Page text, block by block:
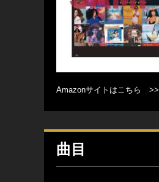
Amazonサイトはこちら >>
曲目